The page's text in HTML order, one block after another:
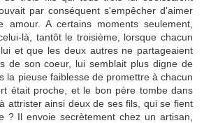
par conséquent s'empêcher d'aimer
A certains moments seulement,
là, tantôt le troisième, lorsque chacun
et que les deux autres ne partageaient
de son coeur, lui semblait plus digne de
la pieuse faiblesse de promettre à chacun
était proche, et le bon père tombe dans
attrister ainsi deux de ses fils, qui se fient
? Il envoie secrètement chez un artisan,